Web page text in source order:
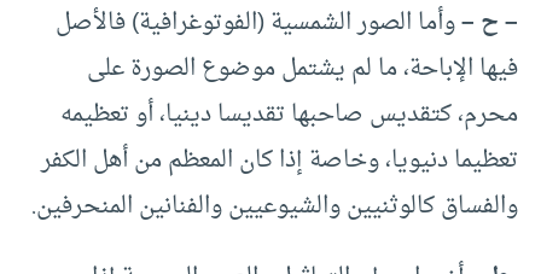
– ح –وأما الصور الشمسية (الفوتوغرافية) فالأصل
فيها الإباحة، ما لم يشتمل موضوع الصورة على
محرم، كتقديس صاحبها تقديسا دينيا، أو تعظيمه
تعظيما دنيويا، وخاصة إذا كان المعظم من أهل الكفر
والفساق كالوثنيين والشيوعيين والفنانين المنحرفين.